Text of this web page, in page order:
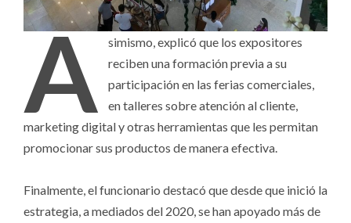
A
simismo, explicó que los expositores
reciben una formación previa a su
participación en las ferias comerciales,
en talleres sobre atención al cliente,
marketing digital y otras herramientas que les permitan
promocionar sus productos de manera efectiva.
Finalmente, el funcionario destacó que desde que inició la
estrategia, a mediados del 2020, se han apoyado más de